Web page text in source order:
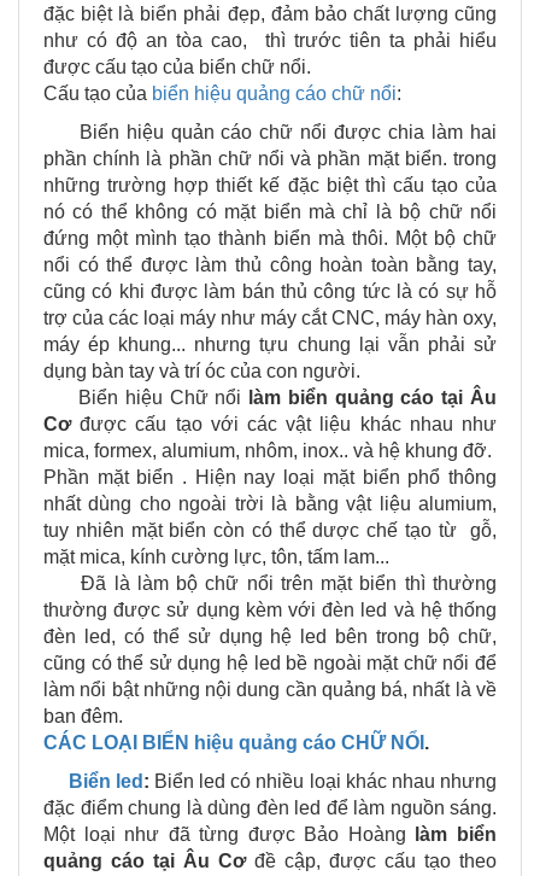
đặc biệt là biển phải đẹp, đảm bảo chất lượng cũng
như có độ an tòa cao, thì trước tiên ta phải hiểu
được cấu tạo của biển chữ nổi.
Cấu tạo của biển hiệu quảng cáo chữ nổi:
Biển hiệu quản cáo chữ nổi được chia làm hai
phần chính là phần chữ nổi và phần mặt biển. trong
những trường hợp thiết kế đặc biệt thì cấu tạo của
nó có thể không có mặt biển mà chỉ là bộ chữ nổi
đứng một mình tạo thành biển mà thôi. Một bộ chữ
nổi có thể được làm thủ công hoàn toàn bằng tay,
cũng có khi được làm bán thủ công tức là có sự hỗ
trợ của các loại máy như máy cắt CNC, máy hàn oxy,
máy ép khung... nhưng tựu chung lại vẫn phải sử
dụng bàn tay và trí óc của con người.
Biển hiệu Chữ nổi
làm biển quảng cáo tại Âu
Cơđược cấu tạo với các vật liệu khác nhau như
mica, formex, alumium, nhôm, inox.. và hệ khung đỡ.
Phần mặt biển . Hiện nay loại mặt biển phổ thông
nhất dùng cho ngoài trời là bằng vật liệu alumium,
tuy nhiên mặt biển còn có thể dược chế tạo từ gỗ,
mặt mica, kính cường lực, tôn, tấm lam...
Đã là làm bộ chữ nổi trên mặt biển thì thường
thường được sử dụng kèm với đèn led và hệ thống
đèn led, có thể sử dụng hệ led bên trong bộ chữ,
cũng có thể sử dụng hệ led bề ngoài mặt chữ nổi để
làm nổi bật những nội dung cần quảng bá, nhất là về
ban đêm.
CÁC LOẠI BIỂN hiệu quảng cáo CHỮ NỔI .
Biển led : Biển led có nhiều loại khác nhau nhưng
đặc điểm chung là dùng đèn led để làm nguồn sáng.
Một loại như đã từng được Bảo Hoàng
làm biển
quảng cáo tại Âu Cơđề cập, được cấu tạo theo